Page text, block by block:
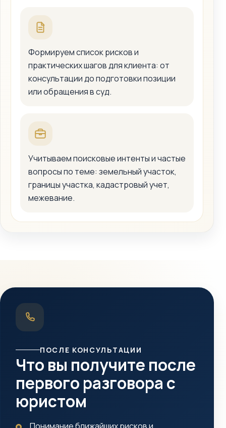
Формируем список рисков и
практических шагов для клиента: от
консультации до подготовки позиции
или обращения в суд.
Учитываем поисковые интенты и частые
вопросы по теме: земельный участок,
границы участка, кадастровый учет,
межевание.
ПОСЛЕ КОНСУЛЬТАЦИИ
Что вы получите после
первого разговора с
юристом